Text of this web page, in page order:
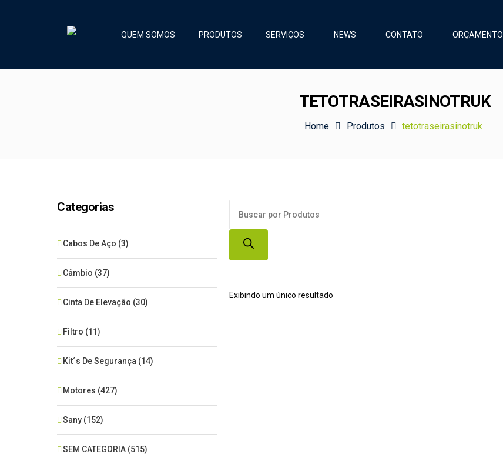
QUEM SOMOS PRODUTOS SERVIÇOS NEWS CONTATO ORÇAMENTO
TETOTRASEIRASINOTRUK
Home Produtos tetotraseirasinotruk
Categorias
Cabos De Aço (3)
Câmbio (37)
Cinta De Elevação (30)
Filtro (11)
Kit´s De Segurança (14)
Motores (427)
Sany (152)
SEM CATEGORIA (515)
Exibindo um único resultado